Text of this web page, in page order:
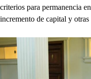
criterios para permanencia
incremento de capital y otras